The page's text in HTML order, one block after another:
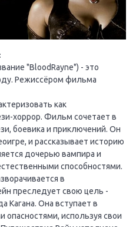
"BloodRayne") - это
Режиссёром фильма
как
хоррор. Фильм сочетает в
боевика и приключений. Он
и рассказывает историю
дочерью вампира и
способностями.
в
преследует свою цель -
Кагана. Она вступает в
опасностями, используя свои